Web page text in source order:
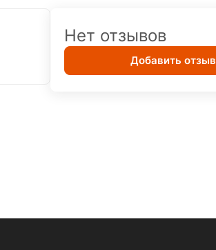
Нет отзывов
Добавить отзыв